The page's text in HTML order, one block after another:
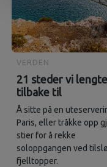
VERDEN
21 steder vi
tilbake til
Å sitte på en
Paris, eller tråkke opp
stier for å rekke
soloppgangen ved
fjelltopper.